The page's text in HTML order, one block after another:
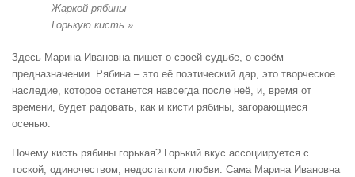
Жаркой рябины
Горькую кисть.»
Здесь Марина Ивановна пишет о своей судьбе, о своём
предназначении. Рябина – это её поэтический дар, это творческое
наследие, которое останется навсегда после неё, и, время от
времени, будет радовать, как и кисти рябины, загорающиеся
осенью.
Почему кисть рябины горькая? Горький вкус ассоциируется с
тоской, одиночеством, недостатком любви. Сама Марина Ивановна